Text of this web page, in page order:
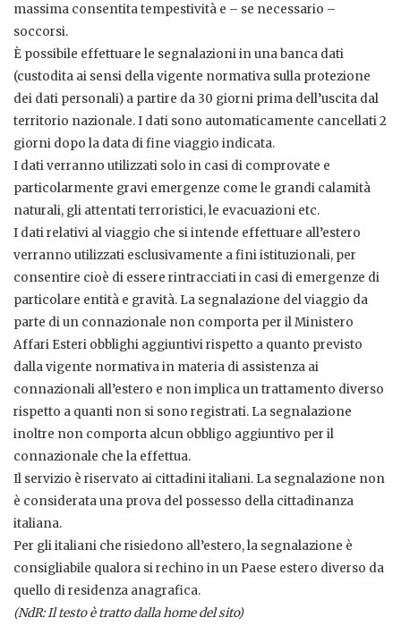
massima consentita tempestività e – se necessario –
soccorsi.
È possibile effettuare le segnalazioni in una banca dati
(custodita ai sensi della vigente normativa sulla protezione
dei dati personali) a partire da 30 giorni prima dell’uscita dal
territorio nazionale. I dati sono automaticamente cancellati 2
giorni dopo la data di fine viaggio indicata.
I dati verranno utilizzati solo in casi di comprovate e
particolarmente gravi emergenze come le grandi calamità
naturali, gli attentati terroristici, le evacuazioni etc.
I dati relativi al viaggio che si intende effettuare all’estero
verranno utilizzati esclusivamente a fini istituzionali, per
consentire cioè di essere rintracciati in casi di emergenze di
particolare entità e gravità. La segnalazione del viaggio da
parte di un connazionale non comporta per il Ministero
Affari Esteri obblighi aggiuntivi rispetto a quanto previsto
dalla vigente normativa in materia di assistenza ai
connazionali all’estero e non implica un trattamento diverso
rispetto a quanti non si sono registrati. La segnalazione
inoltre non comporta alcun obbligo aggiuntivo per il
connazionale che la effettua.
Il servizio è riservato ai cittadini italiani. La segnalazione non
è considerata una prova del possesso della cittadinanza
italiana.
Per gli italiani che risiedono all’estero, la segnalazione è
consigliabile qualora si rechino in un Paese estero diverso da
quello di residenza anagrafica.
(NdR: Il testo è tratto dalla home del sito)